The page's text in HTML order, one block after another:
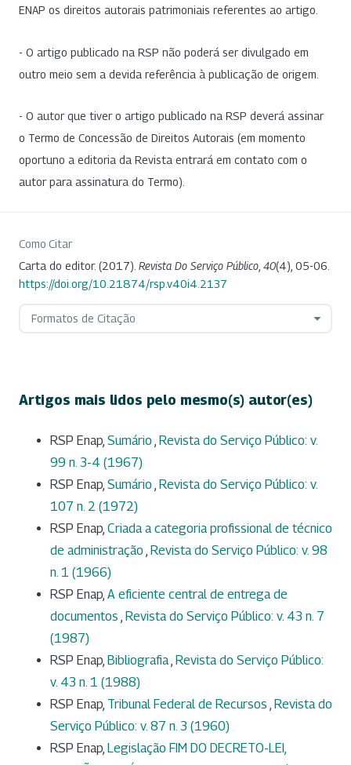
ENAP os direitos autorais patrimoniais referentes ao artigo.
- O artigo publicado na RSP não poderá ser divulgado em
outro meio sem a devida referência à publicação de origem.
- O autor que tiver o artigo publicado na RSP deverá assinar
o Termo de Concessão de Direitos Autorais (em momento
oportuno a editoria da Revista entrará em contato com o
autor para assinatura do Termo).
Como Citar
Carta do editor. (2017). Revista Do Serviço Público, 40(4), 05-06.
https://doi.org/10.21874/rsp.v40i4.2137
Formatos de Citação
Artigos mais lidos pelo mesmo(s) autor(es)
RSP Enap, Sumário , Revista do Serviço Público: v.
99 n. 3-4 (1967)
RSP Enap, Sumário , Revista do Serviço Público: v.
107 n. 2 (1972)
RSP Enap, Criada a categoria profissional de técnico
de administração , Revista do Serviço Público: v. 98
n. 1 (1966)
RSP Enap, A eficiente central de entrega de
documentos , Revista do Serviço Público: v. 43 n. 7
(1987)
RSP Enap, Bibliografia, Revista do Serviço Público:
v. 43 n. 1 (1988)
RSP Enap, Tribunal Federal de Recursos , Revista do
Serviço Público: v. 87 n. 3 (1960)
RSP Enap, Legislação FIM DO DECRETO-LEI,